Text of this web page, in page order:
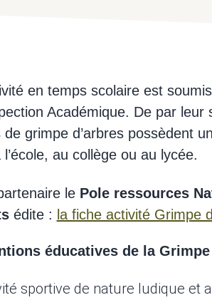
en temps scolaire est
Académique. De par leur
grimpe d’arbres possèdent un
au collège ou au lycée.
le Pole ressources
édite : la fiche activité Grimpe
éducatives de la Grimpe
sportive de nature ludique et